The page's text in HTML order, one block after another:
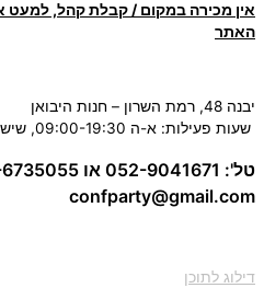
אין מכירה במקום / קבלת קהל, למעט
האתר
יבנה 48, רמת השרון – חנות היבואן
שעות פעילות: א-ה 09:00-19:30, שישי 08:00-14:30
טל': 052-9041671 או 077-6735055
confparty@gmail.com
דילוג לתוכן